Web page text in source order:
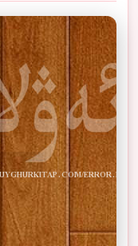
ERROR.PDF